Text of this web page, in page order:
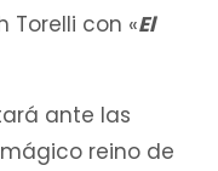
Torelli con «El
ante las
reino de